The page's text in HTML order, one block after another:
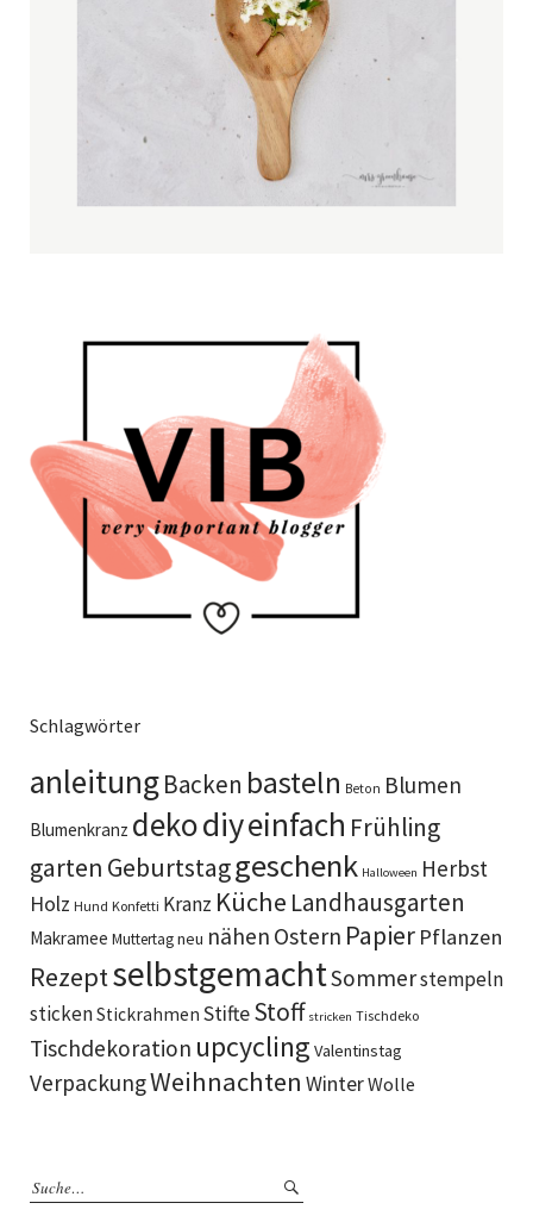
Schlagwörter
anleitungBacken basteln Beton Blumen
Blumenkranz dekodiyeinfach Frühling
garten Geburtstaggeschenk Halloween Herbst
Holz Hund Konfetti Kranz Küche Landhausgarten
Makramee Muttertagneu nähen Ostern Papier Pflanzen
RezeptselbstgemachtSommerstempeln
stickenStickrahmen StifteStoff stricken Tischdeko
Tischdekoration upcycling Valentinstag
VerpackungWeihnachten WinterWolle